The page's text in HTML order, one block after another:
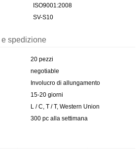
ISO9001:2008
SV-S10
spedizione
20 pezzi
negotiable
Involucro di allungamento
15-20 giorni
L / C, T / T, Western Union
300 pc alla settimana